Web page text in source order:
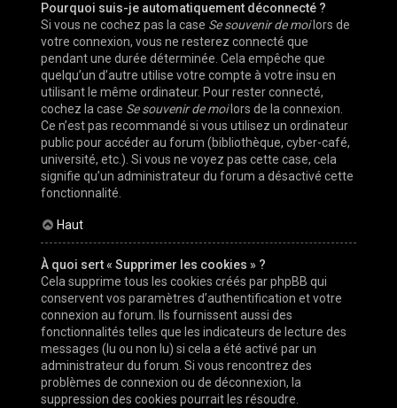
Pourquoi suis-je automatiquement déconnecté ?
Si vous ne cochez pas la case Se souvenir de moilors de
votre connexion, vous ne resterez connecté que
pendant une durée déterminée. Cela empêche que
quelqu’un d’autre utilise votre compte à votre insu en
utilisant le même ordinateur. Pour rester connecté,
cochez la case Se souvenir de moilors de la connexion.
Ce n’est pas recommandé si vous utilisez un ordinateur
public pour accéder au forum (bibliothèque, cyber-café,
université, etc.). Si vous ne voyez pas cette case, cela
signifie qu’un administrateur du forum a désactivé cette
fonctionnalité.
Haut
À quoi sert « Supprimer les cookies » ?
Cela supprime tous les cookies créés par phpBB qui
conservent vos paramètres d’authentification et votre
connexion au forum. Ils fournissent aussi des
fonctionnalités telles que les indicateurs de lecture des
messages (lu ou non lu) si cela a été activé par un
administrateur du forum. Si vous rencontrez des
problèmes de connexion ou de déconnexion, la
suppression des cookies pourrait les résoudre.